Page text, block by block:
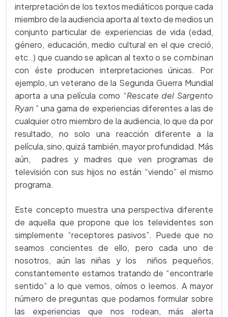
interpretación de los textos mediáticos porque cada
miembro de la audiencia aporta al texto de medios un
conjunto particular de experiencias de vida (edad,
género, educación, medio cultural en el que creció,
etc..) que cuando se aplican al texto o se combinan
con éste producen interpretaciones únicas. Por
ejemplo, un veterano de la Segunda Guerra Mundial
aporta a una película como “Rescate del Sargento
Ryan ” una gama de experiencias diferentes a las de
cualquier otro miembro de la audiencia, lo que da por
resultado, no solo una reacción diferente a la
película, sino, quizá también, mayor profundidad. Más
aún, padres y madres que ven programas de
televisión con sus hijos no están “viendo” el mismo
programa.
Este concepto muestra una perspectiva diferente
de aquella que propone que los televidentes son
simplemente “receptores pasivos”. Puede que no
seamos concientes de ello, pero cada uno de
nosotros, aún las niñas y los niños pequeños,
constantemente estamos tratando de “encontrarle
sentido” a lo que vemos, oímos o leemos. A mayor
número de preguntas que podamos formular sobre
las experiencias que nos rodean, más alerta